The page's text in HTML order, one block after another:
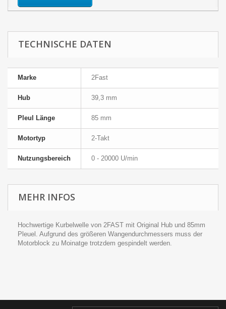
TECHNISCHE DATEN
Marke 2Fast
Hub 39,3 mm
Pleul Länge 85 mm
Motortyp 2-Takt
Nutzungsbereich 0 - 20000 U/min
MEHR INFOS
Hochwertige Kurbelwelle von 2FAST mit Original Hub und 85mm
Pleuel. Aufgrund des größeren Wangendurchmessers muss der
Motorblock zu Moinatge trotzdem gespindelt werden.